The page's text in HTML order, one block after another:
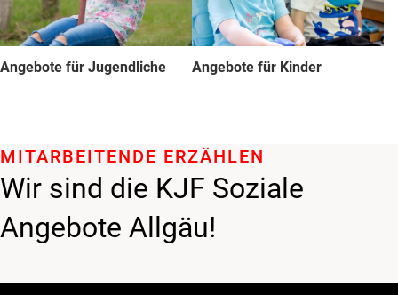
Angebote für Jugendliche Angebote für Kinder
Wir sind die KJF Soziale
Angebote Allgäu!
MITARBEITENDE ERZÄHLEN